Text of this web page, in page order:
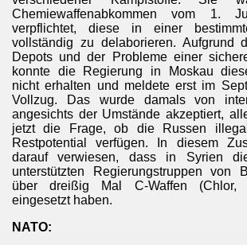
Chemiewaffenabkommen vom 1.
verpflichtet, diese in einer
vollständig zu delaborieren. Aufgrund
Depots und der Probleme einer
konnte die Regierung in Moskau
nicht erhalten und meldete erst im
Vollzug. Das wurde damals von
angesichts der Umstände akzeptiert,
jetzt die Frage, ob die Russen
Restpotential verfügen. In diesem
darauf verwiesen, dass in Syrien
unterstützten Regierungstruppen von
über dreißig Mal C-Waffen (Chlor,
eingesetzt haben.
NATO: